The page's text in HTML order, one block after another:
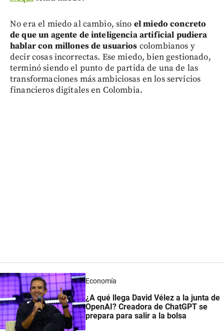
No era el miedo al cambio, sino el miedo concreto
de que un agente de inteligencia artificial pudiera
hablar con millones de usuarios colombianos y
decir cosas incorrectas. Ese miedo, bien gestionado,
terminó siendo el punto de partida de una de las
transformaciones más ambiciosas en los servicios
financieros digitales en Colombia.
Economía
¿A qué llega David Vélez a la junta de
OpenAI? Creadora de ChatGPT se
prepara para salir a la bolsa